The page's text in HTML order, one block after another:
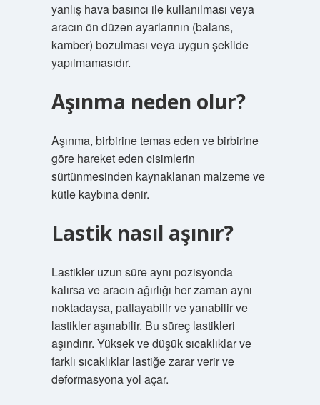
yanlış hava basıncı ile kullanılması veya
aracın ön düzen ayarlarının (balans,
kamber) bozulması veya uygun şekilde
yapılmamasıdır.
Aşınma neden olur?
Aşınma, birbirine temas eden ve birbirine
göre hareket eden cisimlerin
sürtünmesinden kaynaklanan malzeme ve
kütle kaybına denir.
Lastik nasıl aşınır?
Lastikler uzun süre aynı pozisyonda
kalırsa ve aracın ağırlığı her zaman aynı
noktadaysa, patlayabilir ve yanabilir ve
lastikler aşınabilir. Bu süreç lastikleri
aşındırır. Yüksek ve düşük sıcaklıklar ve
farklı sıcaklıklar lastiğe zarar verir ve
deformasyona yol açar.